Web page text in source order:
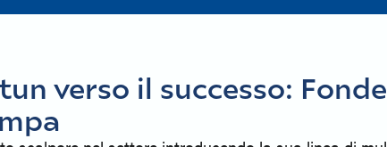
verso il successo: